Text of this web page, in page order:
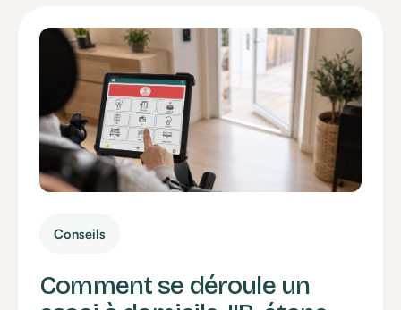
Conseils
Comment se déroule un